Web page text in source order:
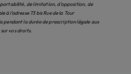
portabilité, de limitation, d’opposition, de
l'adresse 73 bis Rue de la Tour
pendant la durée de prescription légale aux
vos droits.